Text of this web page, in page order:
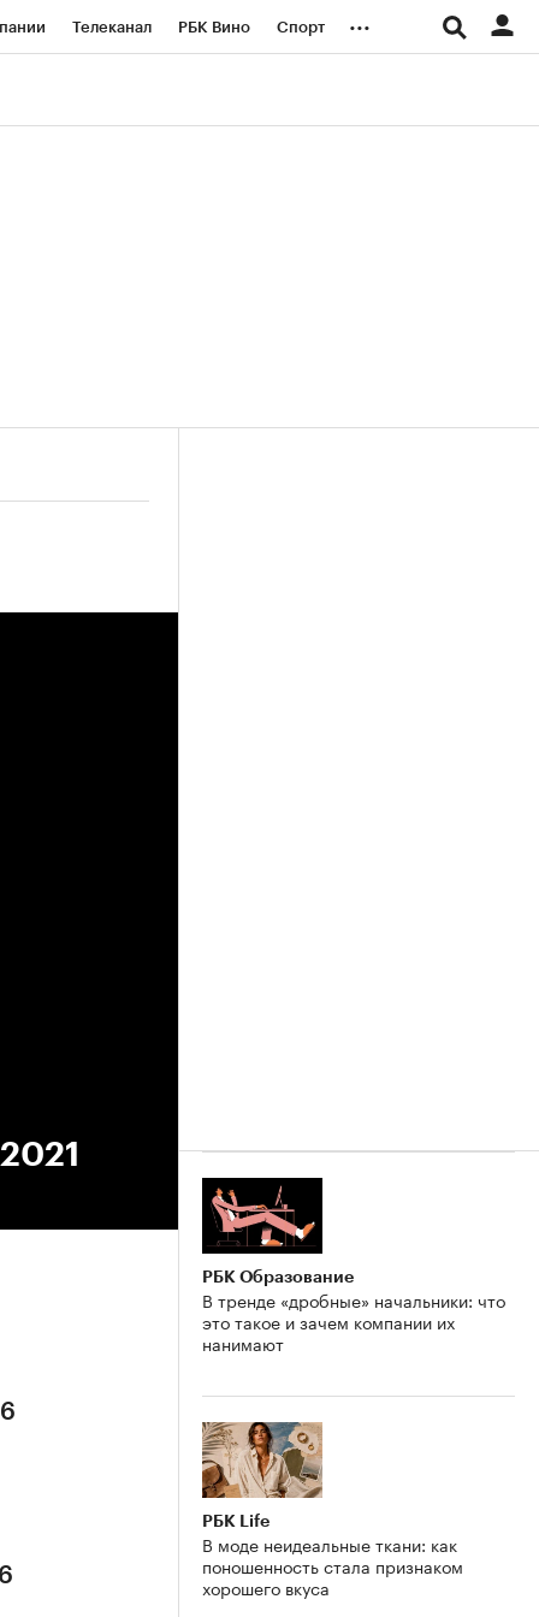
Телеканал РБК Вино Спорт ...
РБК Образование
В тренде «дробные» начальники: что
это такое и зачем компании их
нанимают
РБК Life
В моде неидеальные ткани: как
поношенность стала признаком
хорошего вкуса